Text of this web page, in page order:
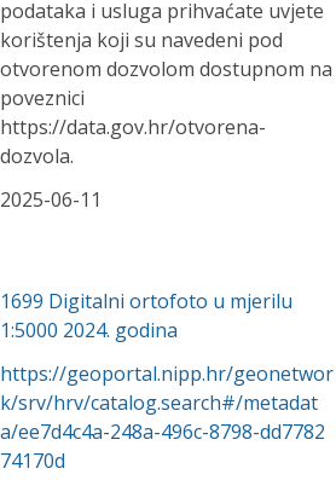
podataka i usluga prihvaćate uvjete
korištenja koji su navedeni pod
otvorenom dozvolom dostupnom na
poveznici
https://data.gov.hr/otvorena-
dozvola.
2025-06-11
1699 Digitalni ortofoto u mjerilu
1:5000 2024. godina
https://geoportal.nipp.hr/geonetwor
k/srv/hrv/catalog.search#/metadat
a/ee7d4c4a-248a-496c-8798-dd7782
74170d